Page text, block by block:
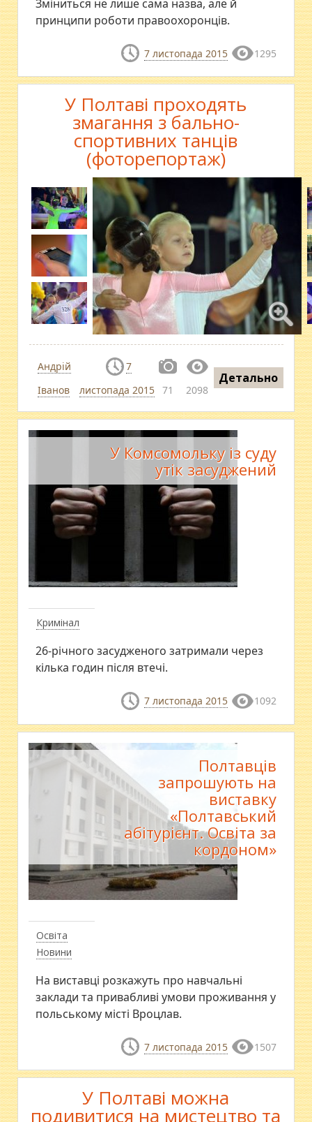
Зміниться не лише сама назва, але й
принципи роботи правоохоронців.
7 листопада 2015 1295
У Полтаві проходять
змагання з бально-
спортивних танців
(фоторепортаж)
Андрій
Іванов
7
листопада 2015
71 2098
Детально
Кримінал
У Комсомольку із суду
утік засуджений
26-річного засудженого затримали через
кілька годин після втечі.
7 листопада 2015 1092
Освіта
Новини
Полтавців
запрошують на
виставку
«Полтавський
абітурієнт. Освіта за
кордоном»
На виставці розкажуть про навчальні
заклади та привабливі умови проживання у
польському місті Вроцлав.
7 листопада 2015 1507
У Полтаві можна
подивитися на мистецтво та